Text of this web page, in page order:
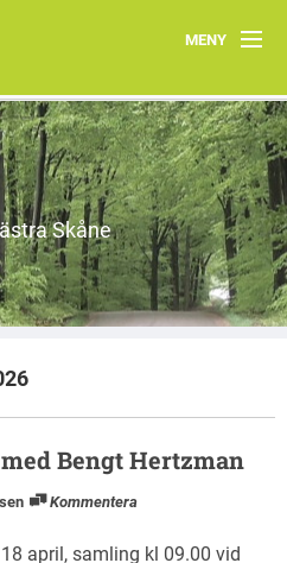
MENY
får rovdjursavvisande stängsel
Program
Aktuellt
Om oss
Utflykter
Natursnokarna
Skåne
Bengt Hertzman
Kommentera
april, samling kl 09.00 vid